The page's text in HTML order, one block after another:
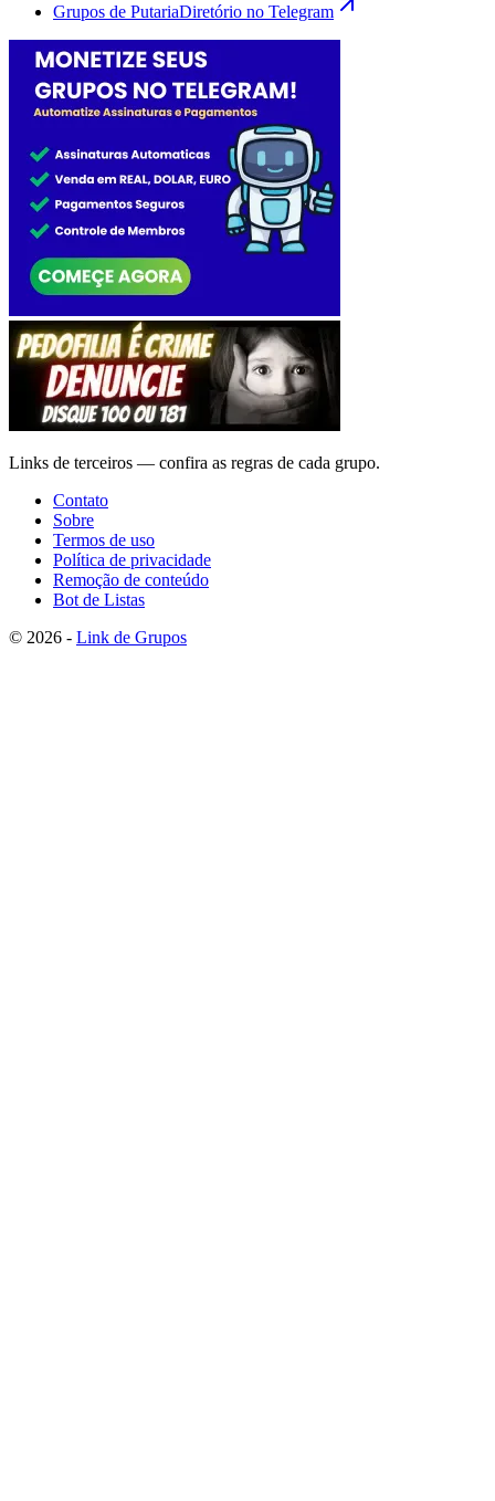
Grupos de PutariaDiretório no Telegram
Links de terceiros — confira as regras de cada grupo.
Contato
Sobre
Termos de uso
Política de privacidade
Remoção de conteúdo
Bot de Listas
© 2026 - Link de Grupos